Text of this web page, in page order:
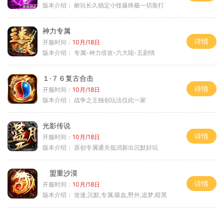
版本介绍： 耐玩长久稳定小怪爆终极一切靠打
神力专属
开服时间： 10月/18日
版本介绍： 专属-神力倍攻-六大陆-五剧情
详情
１·７６复古合击
开服时间： 10月/18日
版本介绍： 战争之王独创玩法仅此一家
详情
光影传说
开服时间： 10月/18日
版本介绍： 原创专属通关低消新出沉默好玩
详情
盟重沙漠
开服时间： 10月/18日
版本介绍： 攻速,沉默,专属,吸血,野外,追梦,暗黑
详情